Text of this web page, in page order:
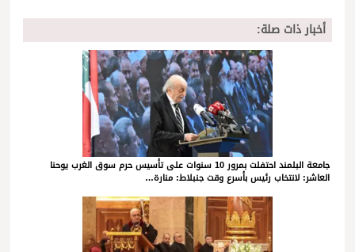
أخبار ذات صلة:
جامعة البلمند احتفلت بمرور 10 سنوات على تأسيس حرم سوق الغرب يوحنا
العاشر: لانتخاب رئيس بأسرع وقت جنبلاط: منارة…